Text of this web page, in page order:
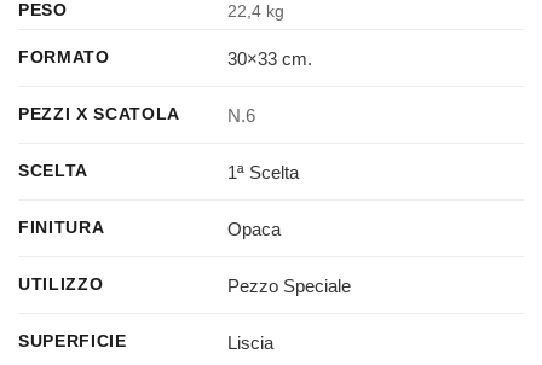
PESO 22,4 kg
FORMATO 30×33 cm.
PEZZI X SCATOLA N.6
SCELTA 1ª Scelta
FINITURA Opaca
UTILIZZO Pezzo Speciale
SUPERFICIE Liscia